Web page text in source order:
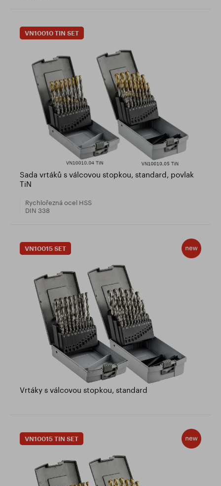
VN10010 TIN SET
Sada vrtáků s válcovou stopkou, standard, povlak
TiN
Rychlořezná ocel HSS
DIN 338
VN10015 SET
Vrtáky s válcovou stopkou, standard
VN10015 TIN SET